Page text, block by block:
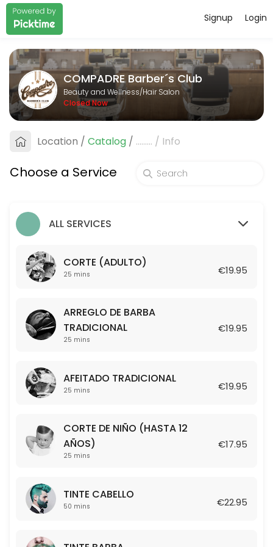
About COMPADRE Barber&#xb4;s
COMPADRE Barber&#xb4;s Club is a professional Hair Salon
Services Offered
AFEITADO TRADICIONAL
25 min · EUR19.95
25 min · EUR19.95
CORTE DE NI&Ntilde;O (HASTA 12
25 min · EUR17.95
25 min · EUR19.95
TINTE BARBA
50 min · EUR21.95
TINTE CABELLO
COMBO: CORTE + AFEITADO
50 min · EUR39.95
Login
Signup
COMPADRE Barber´s Club
Beauty and Wellness/Hair Salon
Closed Now
Location / Catalog / ......... / Info
Choose a Service
ALL SERVICES
CORTE (ADULTO)
25 mins €19.95
ARREGLO DE BARBA
TRADICIONAL
25 mins
€19.95
AFEITADO TRADICIONAL
25 mins €19.95
CORTE DE NIÑO (HASTA 12
AÑOS)
25 mins
€17.95
TINTE CABELLO
50 mins €22.95